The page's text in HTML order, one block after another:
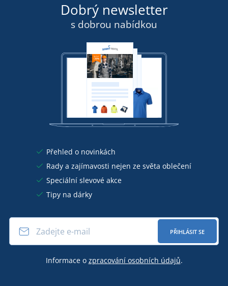
Dobrý newsletter
s dobrou nabídkou
Přehled o novinkách
Rady a zajímavosti nejen ze světa oblečení
Speciální slevové akce
Tipy na dárky
PŘIHLÁSIT SE
Informace o zpracování osobních údajů.